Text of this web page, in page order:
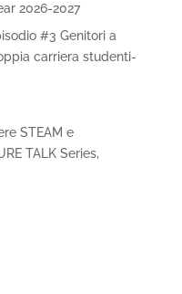
2026-2027
#3 Genitori a
carriera studenti-
STEAM e
TALK Series,